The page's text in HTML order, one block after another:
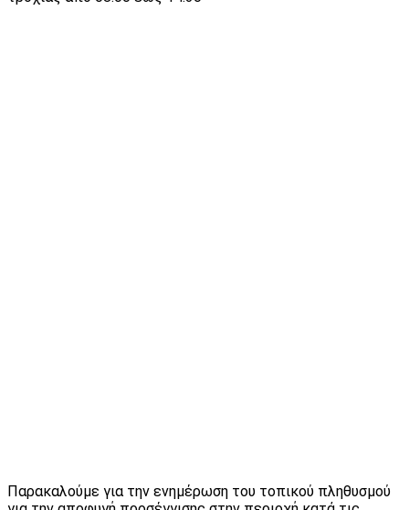
Παρακαλούμε για την ενημέρωση του τοπικού πληθυσμού